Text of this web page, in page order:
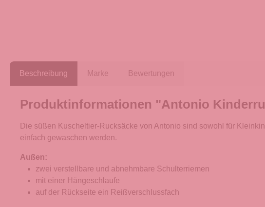
Beschreibung Marke Bewertungen
Produktinformationen "Antonio
Die süßen Kuscheltier-Rucksäcke von Antonio sind sowohl für
einfach gewaschen werden.
Außen:
zwei verstellbare und abnehmbare Schulterriemen
mit einer Hängeschlaufe
auf der Rückseite ein Reißverschlussfach